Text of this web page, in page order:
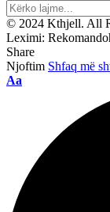
© 2024 Kthjell. All
Leximi:
Share
Njoftim Shfaq më
Aa